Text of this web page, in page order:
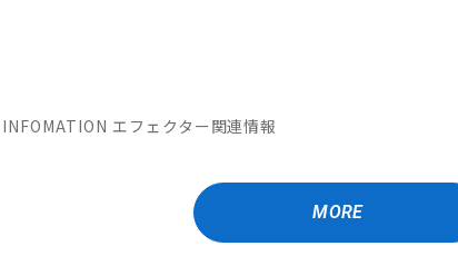
エフェクター関連情報
MORE